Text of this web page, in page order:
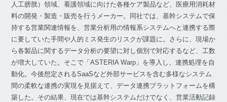
人工膀胱）領域、看護領域に向けた各種ケア製品など、医療用消耗材
料の開発・製造・販売を行うメーカー。同社では、基幹システムで保
持する営業関連情報を、営業分析用の情報系システムへと連携する際
に要していた手間や人的ミス発生のリスクが課題に。さらに、現場か
ら各製品に関するデータ分析の要望に対し個別で対応するなど、工数
が増大していた。そこで「ASTERIA Warp」を導入し、連携処理を自
動化。今後想定されるSaaSなど外部サービスを含む多様なシステム
間の柔軟な連携の実現を見据えて、データ連携プラットフォームを構
築した。その結果、現在では基幹システムだけでなく、営業活動記録